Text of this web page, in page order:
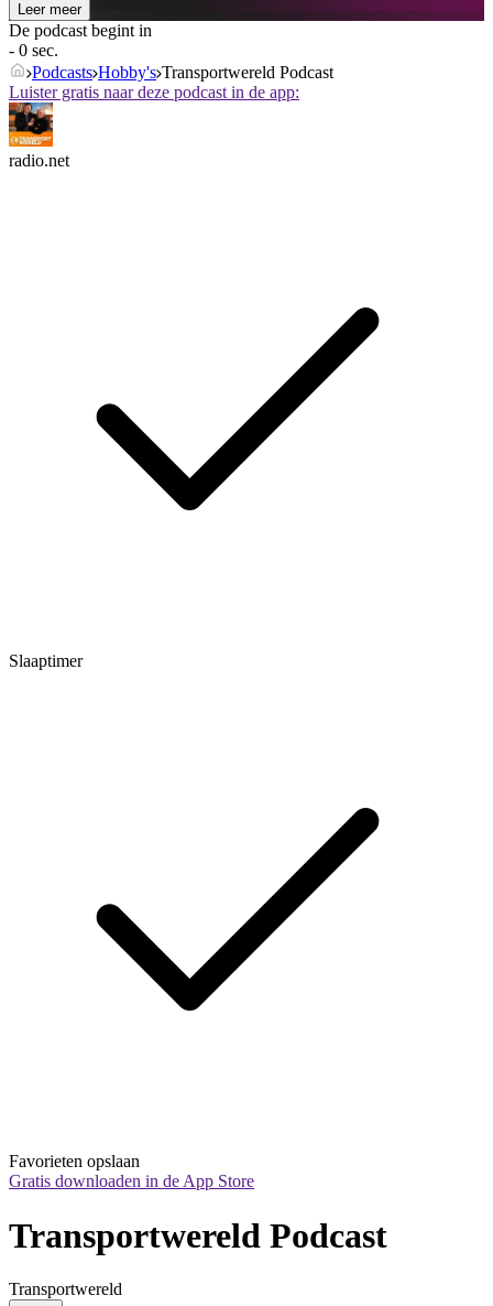
Leer meer
De podcast begint in
- 0 sec.
Podcasts Hobby's Transportwereld Podcast
Luister gratis naar deze podcast in de app:
radio.net
Slaaptimer
Favorieten opslaan
Gratis downloaden in de App Store
Transportwereld Podcast
Transportwereld